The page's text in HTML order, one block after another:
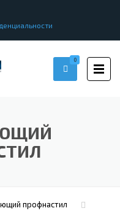
0
профнастил